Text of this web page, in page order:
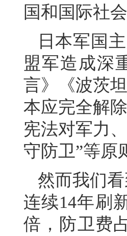
国和国际社会
日本军国
盟军造成深
言》《波茨
本应完全解
宪法对军力
守防卫”等原
然而我们
连续14年刷
倍，防卫费